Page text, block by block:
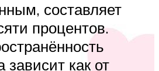
составляет
процентов.
зависит как от